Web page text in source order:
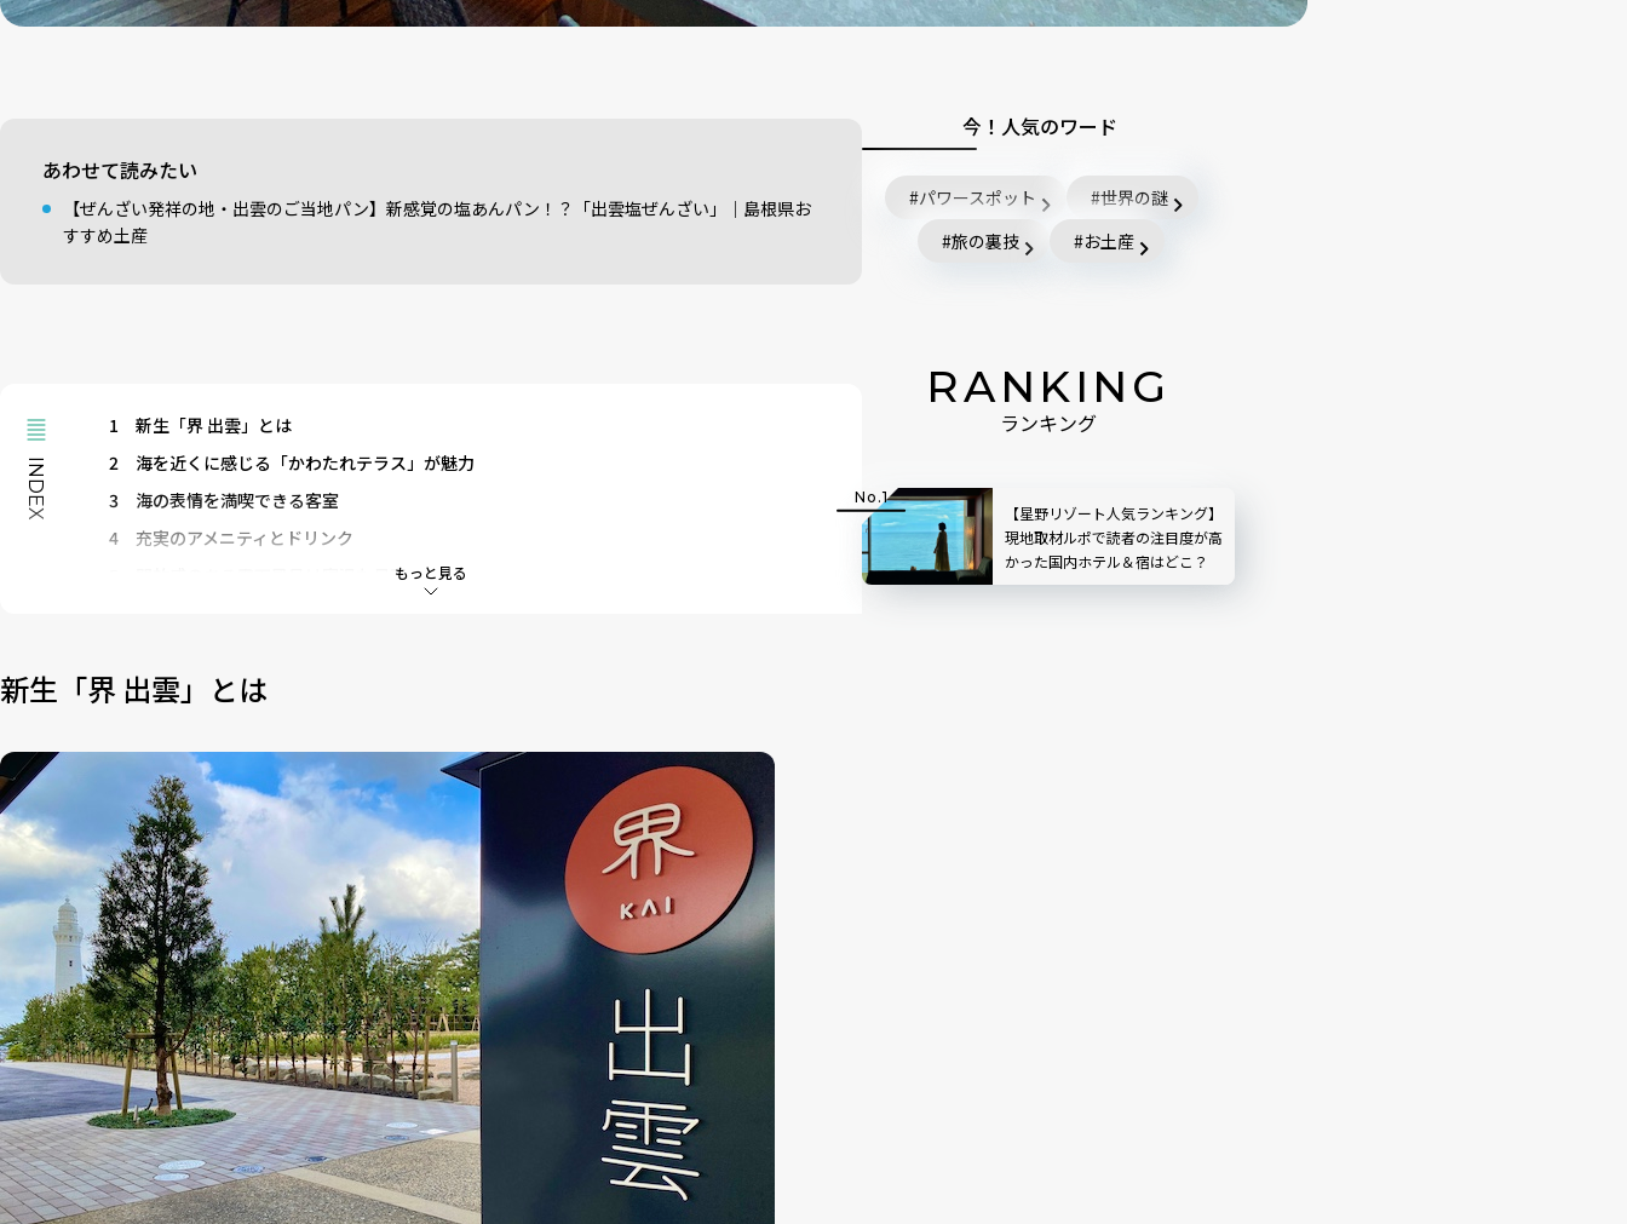
あわせて読みたい
【ぜんざい発祥の地・出雲のご当地パン】新感覚の塩あんパン！？「出雲塩ぜんざい」｜島根県お
すすめ土産
もっと見る
INDEX
1
新生「界 出雲」とは
2
海を近くに感じる「かわたれテラス」が魅力
3
海の表情を満喫できる客室
4
充実のアメニティとドリンク
開放感のある露天風呂は寝湯も最高
新生「界 出雲」とは
今！人気のワード
パワースポット
世界の謎
旅の裏技
お土産
RANKING
ランキング
【星野リゾート人気ランキング】
現地取材ルポで読者の注目度が高
かった国内ホテル＆宿はどこ？